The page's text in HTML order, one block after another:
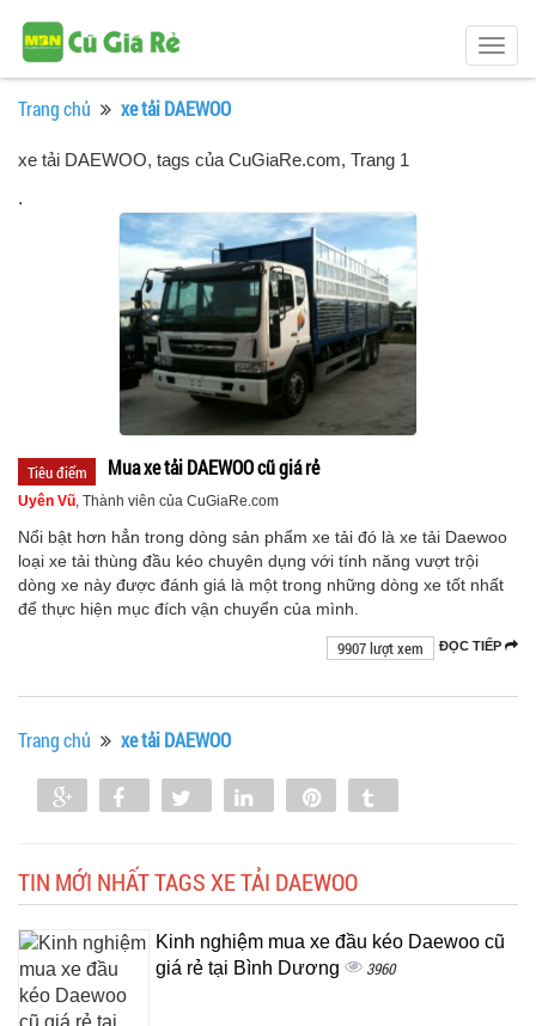
Trang chủ xe tải DAEWOO
xe tải DAEWOO, tags của CuGiaRe.com, Trang 1
.
Tiêu điểm Mua xe tải DAEWOO cũ giá rẻ
Uyên Vũ, Thành viên của CuGiaRe.com
Nổi bật hơn hẳn trong dòng sản phẩm xe tải đó là xe tải Daewoo
loại xe tải thùng đầu kéo chuyên dụng với tính năng vượt trội
dòng xe này được đánh giá là một trong những dòng xe tốt nhất
để thực hiện mục đích vận chuyển của mình.
ĐỌC TIẾP
9907 lượt xem
Trang chủ xe tải DAEWOO
Share Share Tweet Share
TIN MỚI NHẤT TAGS XE TẢI DAEWOO
Kinh nghiệm mua xe đầu kéo Daewoo cũ
giá rẻ tại Bình Dương
3960